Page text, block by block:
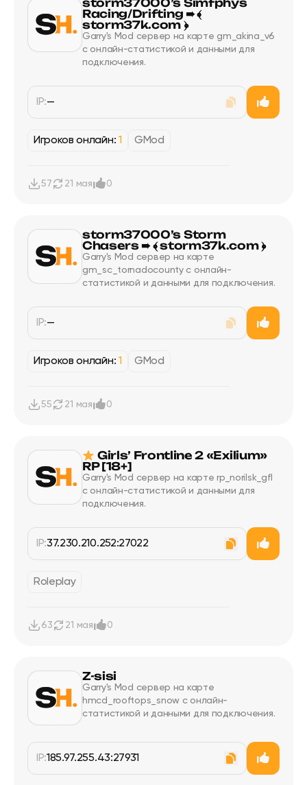
storm37000’s Simfphys
Racing/Drifting ➠ ﴾
storm37k.com ﴿
Garry's Mod сервер на карте gm_akina_v6
с онлайн-статистикой и данными для
подключения.
IP:—
Игроков онлайн: 1 GMod
57 21 мая 0
storm37000’s Storm
Chasers ➠ ﴾ storm37k.com ﴿
Garry's Mod сервер на карте
gm_sc_tornadocounty с онлайн-
статистикой и данными для подключения.
IP:—
Игроков онлайн: 1 GMod
55 21 мая 0
Girls’ Frontline 2 «Exilium»
RP [18+]
Garry's Mod сервер на карте rp_norilsk_gfl
с онлайн-статистикой и данными для
подключения.
IP:37.230.210.252:27022
Roleplay
63 21 мая 0
Z-sisi
Garry's Mod сервер на карте
hmcd_rooftops_snow с онлайн-
статистикой и данными для подключения.
IP:185.97.255.43:27931